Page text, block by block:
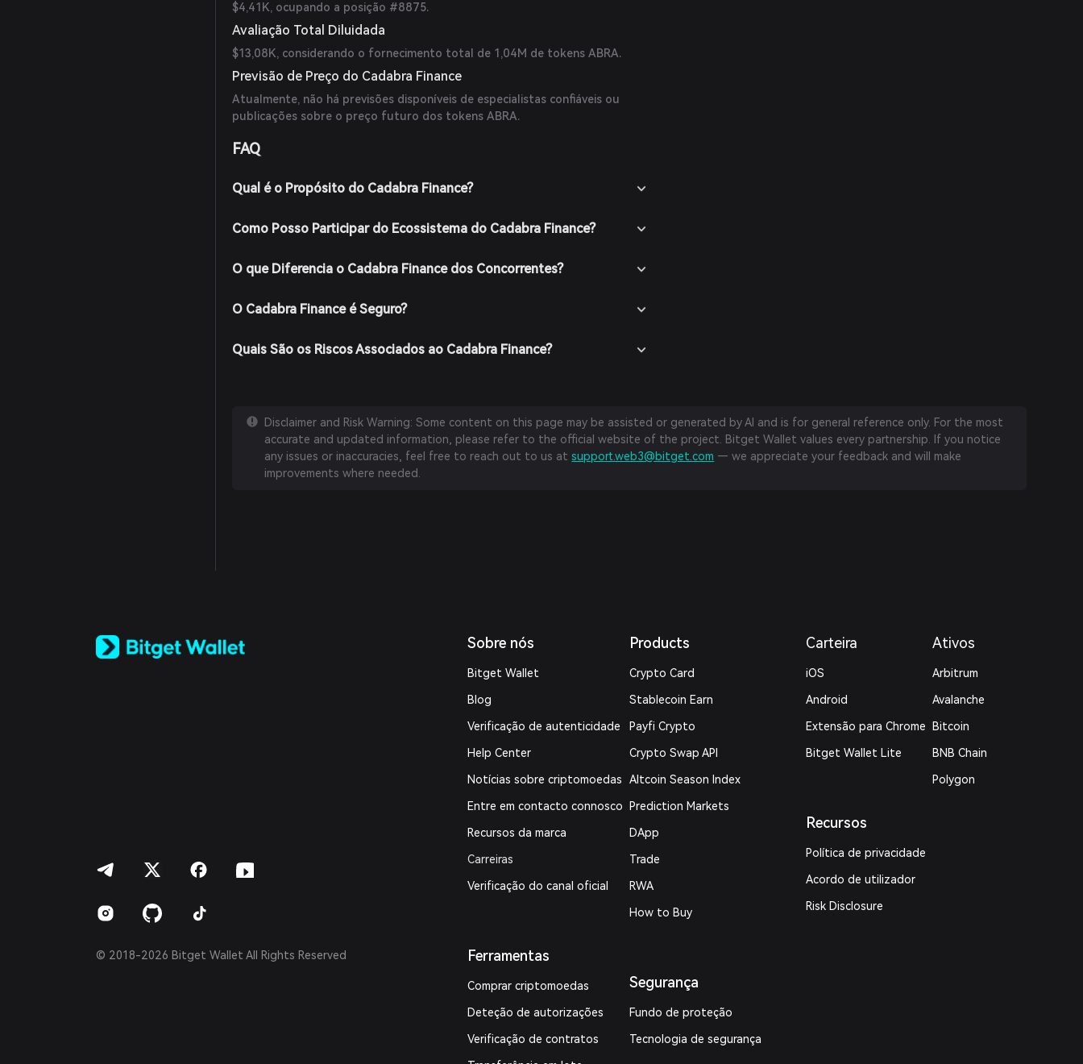
$4,41K, ocupando a posição #8875.
Avaliação Total Diluidada
$13,08K, considerando o fornecimento total de 1,04M de tokens ABRA.
Previsão de Preço do Cadabra Finance
Atualmente, não há previsões disponíveis de especialistas confiáveis ou
publicações sobre o preço futuro dos tokens ABRA.
FAQ
Qual é o Propósito do Cadabra Finance?
Como Posso Participar do Ecossistema do Cadabra Finance?
O que Diferencia o Cadabra Finance dos Concorrentes?
O Cadabra Finance é Seguro?
Quais São os Riscos Associados ao Cadabra Finance?
Disclaimer and Risk Warning: Some content on this page may be assisted or generated by AI and is for general reference only. For the most
accurate and updated information, please refer to the official website of the project. Bitget Wallet values every partnership. If you notice
any issues or inaccuracies, feel free to reach out to us atsupport.web3@bitget.com — we appreciate your feedback and will make
improvements where needed.
Español (Latinoamérica)
© 2018-2026 Bitget Wallet All Rights Reserved
Sobre nós
Bitget Wallet
Blog
Verificação de autenticidade
Help Center
Notícias sobre criptomoedas
Entre em contacto connosco
Recursos da marca
Carreiras
Verificação do canal oficial
Ferramentas
Comprar criptomoedas
Deteção de autorizações
Verificação de contratos
Products
Crypto Card
Stablecoin Earn
Payfi Crypto
Crypto Swap API
Altcoin Season Index
Prediction Markets
DApp
Trade
RWA
How to Buy
Segurança
Fundo de proteção
Tecnologia de segurança
Carteira
iOS
Android
Extensão para Chrome
Bitget Wallet Lite
Recursos
Política de privacidade
Acordo de utilizador
Risk Disclosure
Ativos
Arbitrum
Avalanche
Bitcoin
BNB Chain
Polygon